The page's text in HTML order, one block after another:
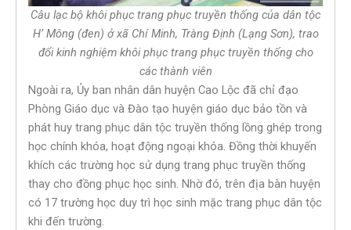
Câu lạc bộ khôi phục trang phục truyền thống của dân tộc
H’ Mông (đen) ở xã Chí Minh, Tràng Định (Lạng Sơn), trao
đổi kinh nghiệm khôi phục trang phục truyền thống cho
các thành viên
Ngoài ra, Ủy ban nhân dân huyện Cao Lộc đã chỉ đạo
Phòng Giáo dục và Đào tạo huyện giáo dục bảo tồn và
phát huy trang phục dân tộc truyền thống lồng ghép trong
học chính khóa, hoạt động ngoại khóa. Đồng thời khuyến
khích các trường học sử dụng trang phục truyền thống
thay cho đồng phục học sinh. Nhờ đó, trên địa bàn huyện
có 17 trường học duy trì học sinh mặc trang phục dân tộc
khi đến trường.